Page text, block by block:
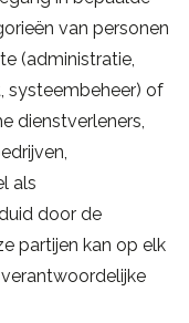
van personen
(administratie,
systeembeheer) of
dienstverleners,
als
door de
partijen kan op elk